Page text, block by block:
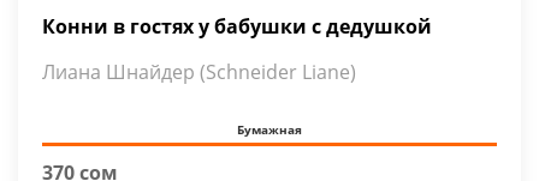
Конни в гостях у бабушки с дедушкой
Лиана Шнайдер (Schneider Liane)
Бумажная
370 сом